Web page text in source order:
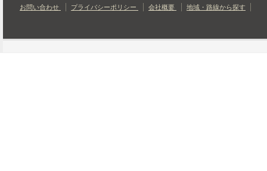
お問い合わせ プライバシーポリシー 会社概要 地域・路線から探す